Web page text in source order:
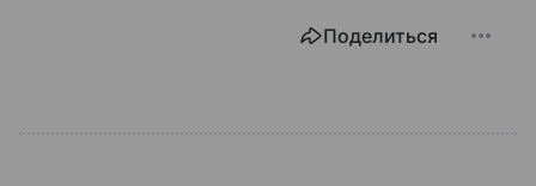
Поделиться